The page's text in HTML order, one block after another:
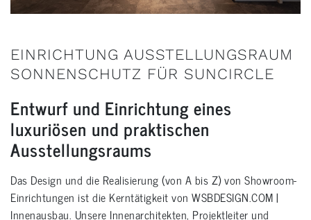
EINRICHTUNG AUSSTELLUNGSRAUM
SONNENSCHUTZ FÜR SUNCIRCLE
Entwurf und Einrichtung eines
luxuriösen und praktischen
Ausstellungsraums
Das Design und die Realisierung (von A bis Z) von Showroom-
Einrichtungen ist die Kerntätigkeit von WSBDESIGN.COM |
Innenausbau. Unsere Innenarchitekten, Projektleiter und